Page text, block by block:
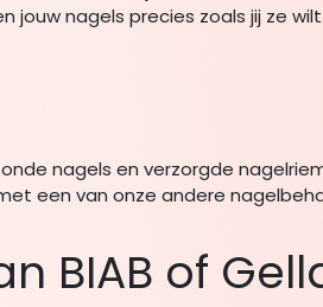
jouw nagels precies zoals jij ze
nagels en verzorgde
een van onze andere
BIAB of